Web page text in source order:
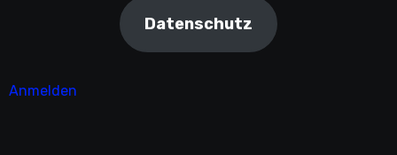
Datenschutz
Anmelden